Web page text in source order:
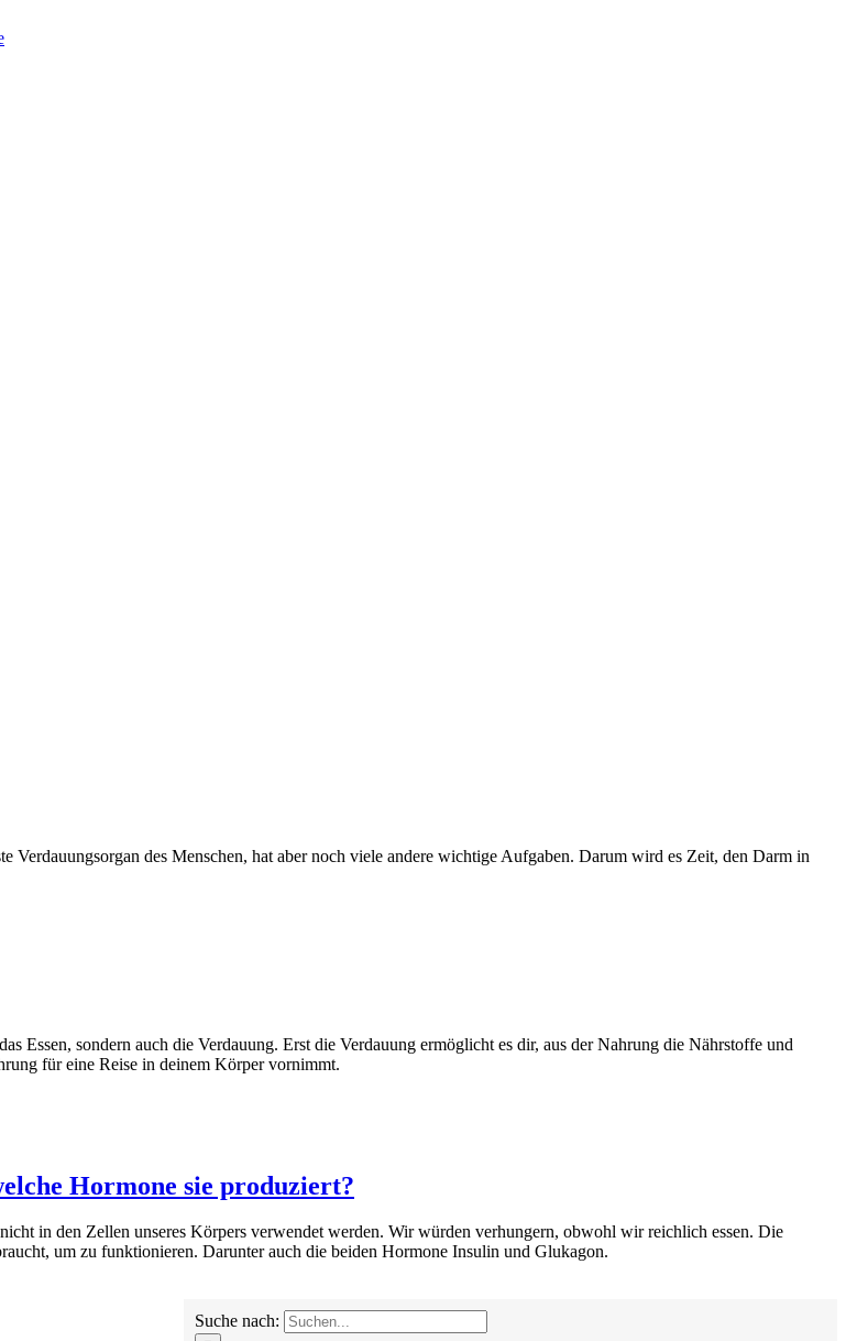
Verdauungsorgan des Menschen, hat aber noch viele andere wichtige Aufgaben. Darum wird es Zeit, den Darm in
Essen, sondern auch die Verdauung. Erst die Verdauung ermöglicht es dir, aus der Nahrung die Nährstoffe und
für eine Reise in deinem Körper vornimmt.
Hormone sie produziert?
in den Zellen unseres Körpers verwendet werden. Wir würden verhungern, obwohl wir reichlich essen. Die
um zu funktionieren. Darunter auch die beiden Hormone Insulin und Glukagon.
Suche nach: